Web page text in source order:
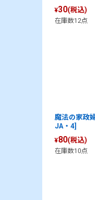
¥30(税込)
在庫数12点
魔法の家政
JA・4]
¥80(税込)
在庫数10点